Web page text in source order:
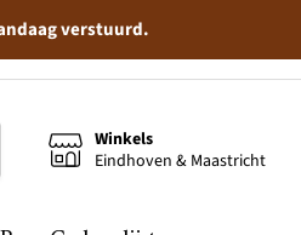
verstuurd.
Winkels
Eindhoven & Maastricht